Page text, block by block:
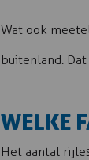
Wat ook
buitenland.
WELKE
Het aantal